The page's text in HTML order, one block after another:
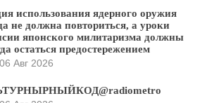
использования ядерного оружия
не должна повториться, а уроки
японского милитаризма должны
остаться предостережением
06 Авг 2026